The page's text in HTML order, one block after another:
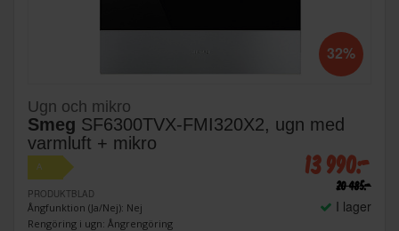
32%
Ugn och mikro
Smeg SF6300TVX-FMI320X2, ugn med
varmluft + mikro
A
PRODUKTBLAD
Ångfunktion (Ja/Nej): Nej
Rengöring i ugn: Ångrengöring
13 990:-
20 485:-
I lager